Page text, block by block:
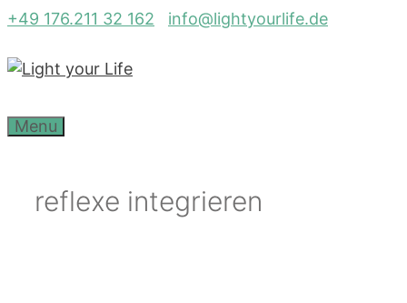
Zum
springen
+49 176.211 32 162 info@lightyourlife.de
Menu
reflexe integrieren